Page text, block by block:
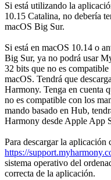
Si está utilizando la
10.15 Catalina, no debería
macOS Big Sur.
Si está en macOS 10.14 o
Big Sur, ya no podrá usar
32 bits que no es
macOS. Tendrá que
Harmony. Tenga en cuenta
no es compatible con los
mando basado en Hub,
Harmony desde Apple App
Para descargar la aplicación
https://
sistema operativo del
correcta de la aplicación.